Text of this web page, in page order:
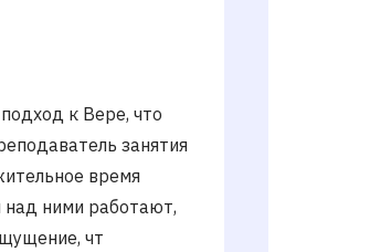
к Вере, что
занятия
время
над ними работают,
чт